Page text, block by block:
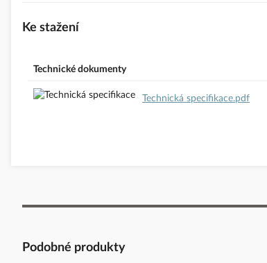
Ke stažení
Technické dokumenty
Technická specifikace.pdf
Podobné produkty